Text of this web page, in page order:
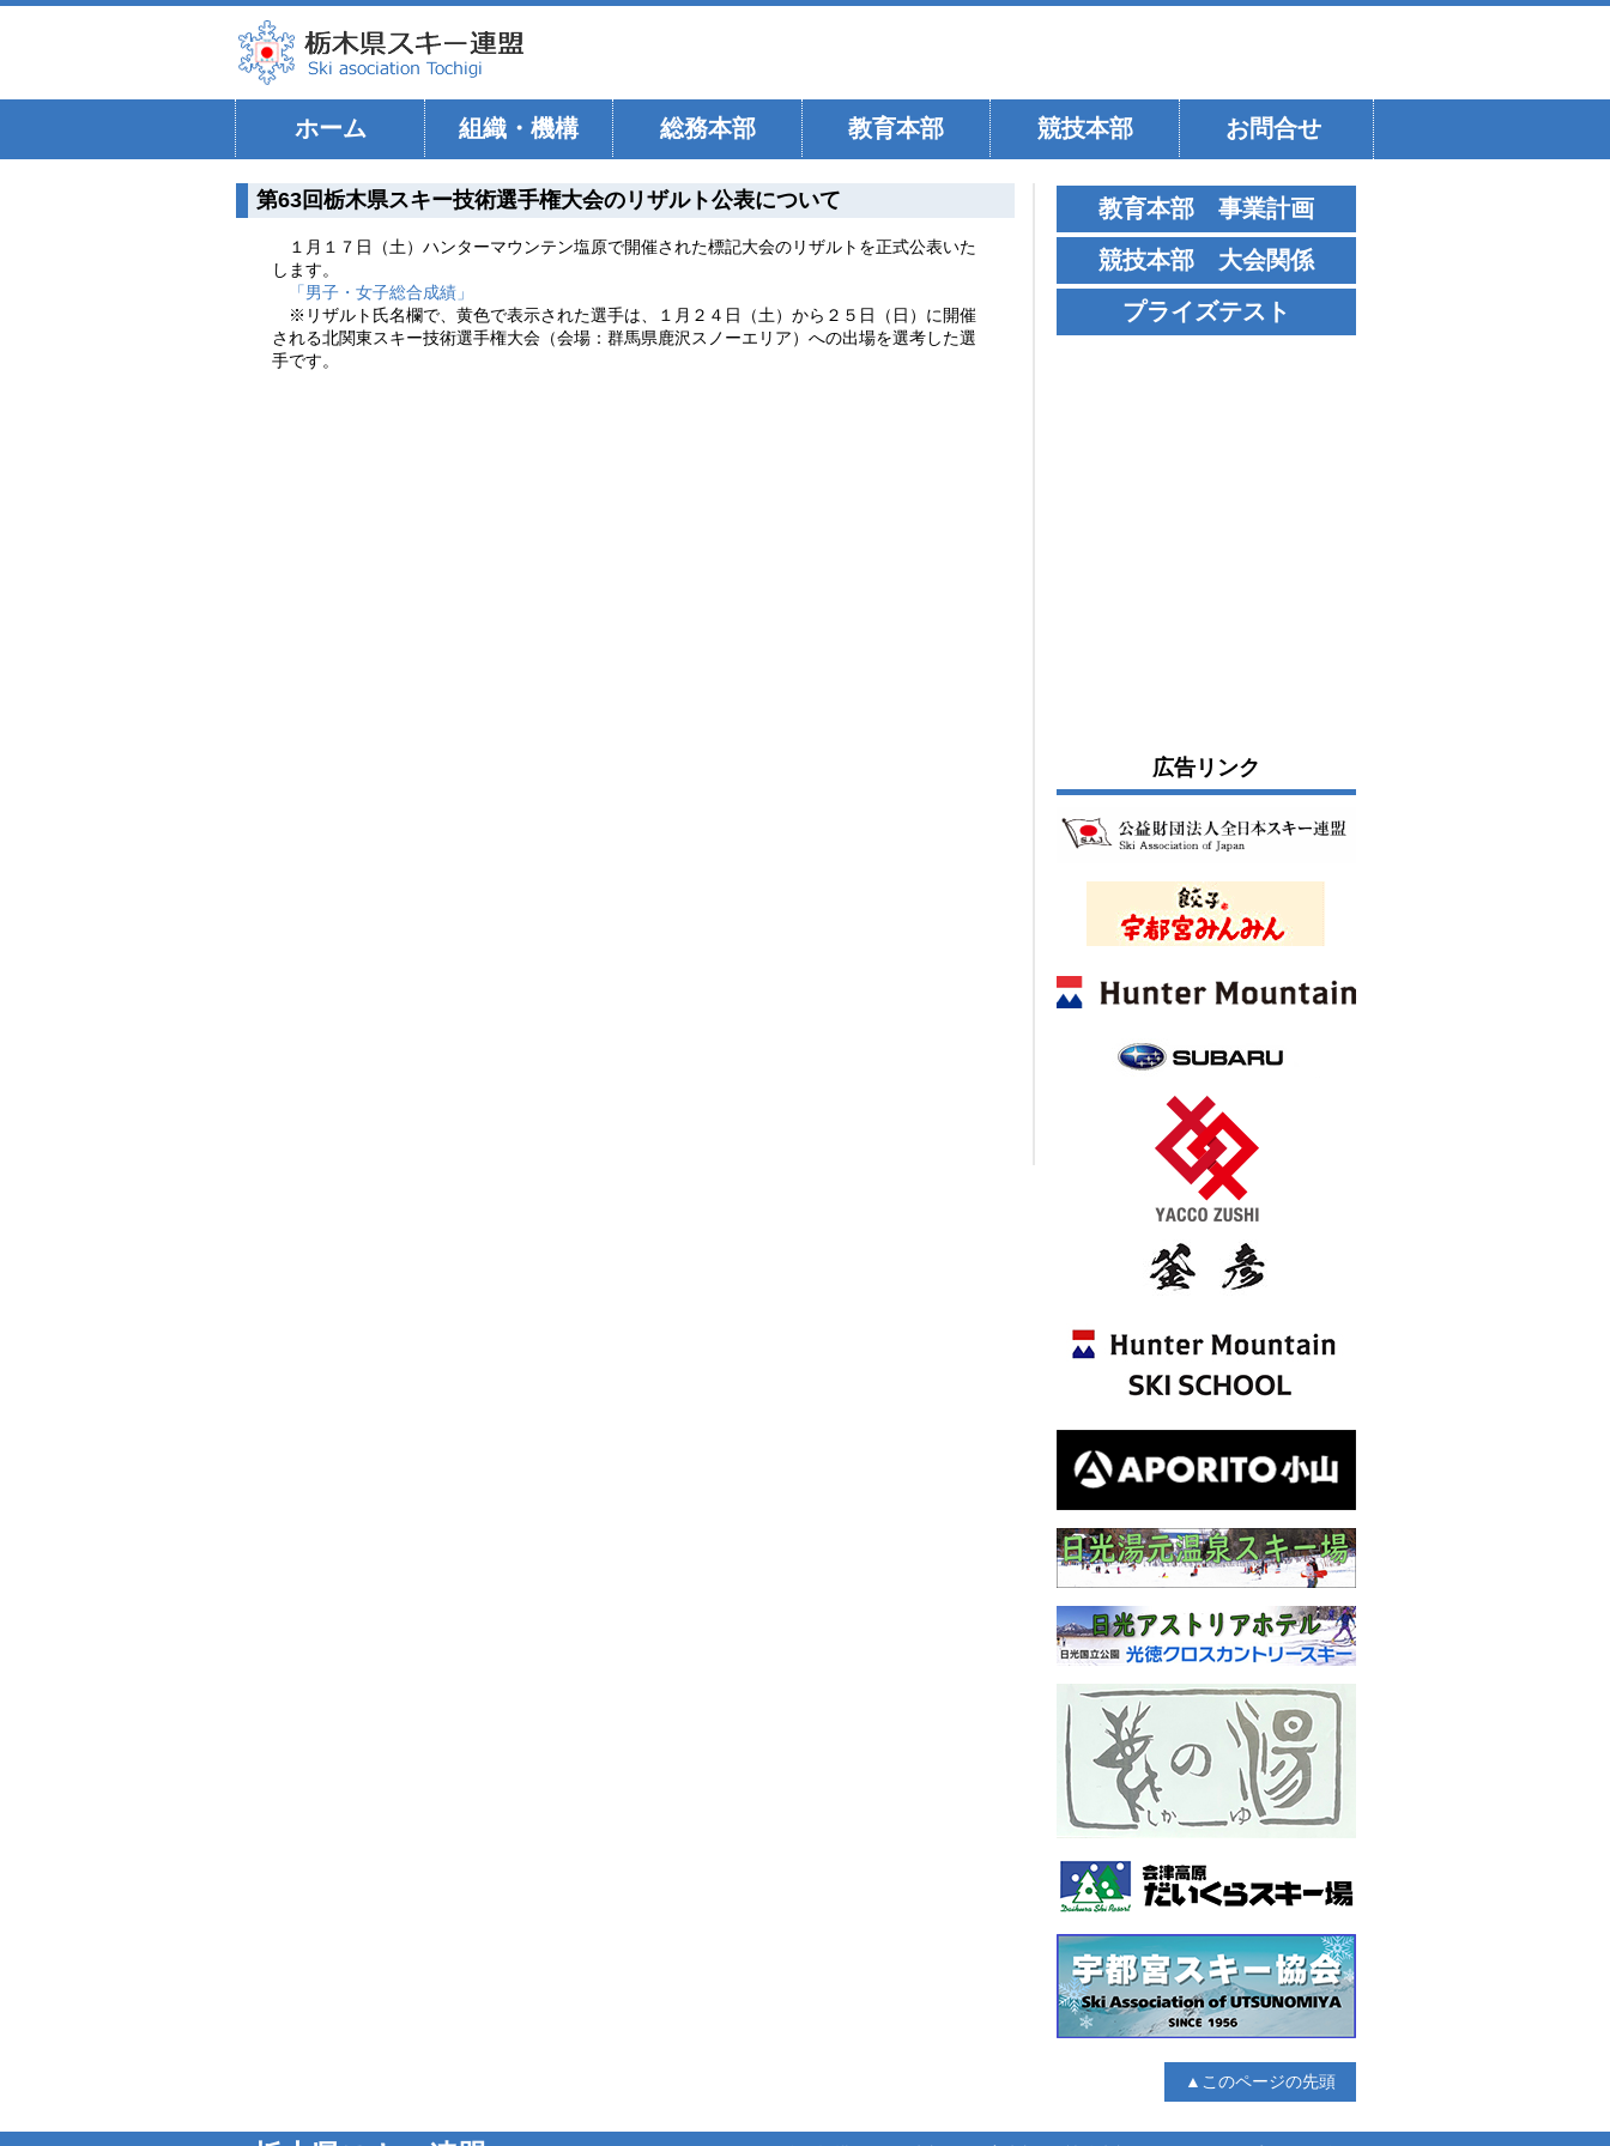
ホーム 組織・機構 総務本部 教育本部 競技本部 お問合せ
第63回栃木県スキー技術選手権大会のリザルト公表について
１月１７日（土）ハンターマウンテン塩原で開催された標記大会のリザルトを正式公表いた
します。
「男子・女子総合成績」
※リザルト氏名欄で、黄色で表示された選手は、１月２４日（土）から２５日（日）に開催
される北関東スキー技術選手権大会（会場：群馬県鹿沢スノーエリア）への出場を選考した選
手です。
教育本部 事業計画
競技本部 大会関係
プライズテスト
広告リンク
▲このページの先頭